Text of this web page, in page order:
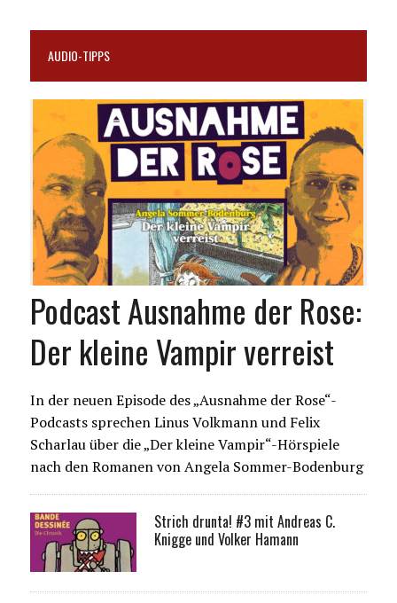
AUDIO-TIPPS
Podcast Ausnahme der Rose:
Der kleine Vampir verreist
In der neuen Episode des „Ausnahme der Rose“-
Podcasts sprechen Linus Volkmann und Felix
Scharlau über die „Der kleine Vampir“-Hörspiele
nach den Romanen von Angela Sommer-Bodenburg
Strich drunta! #3 mit Andreas C.
Knigge und Volker Hamann